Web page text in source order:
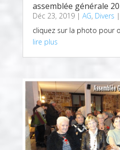
assemblée générale
Déc 23, 2019| AG, Divers
cliquez sur la photo pour
lire plus